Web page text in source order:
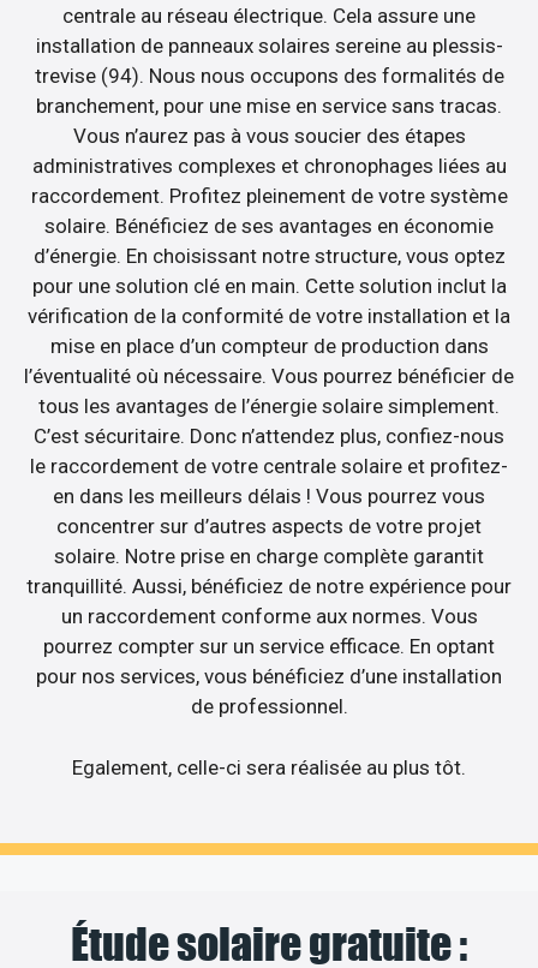
centrale au réseau électrique. Cela assure une
installation de panneaux solaires sereine au plessis-
trevise (94). Nous nous occupons des formalités de
branchement, pour une mise en service sans tracas.
Vous n’aurez pas à vous soucier des étapes
administratives complexes et chronophages liées au
raccordement. Profitez pleinement de votre système
solaire. Bénéficiez de ses avantages en économie
d’énergie. En choisissant notre structure, vous optez
pour une solution clé en main. Cette solution inclut la
vérification de la conformité de votre installation et la
mise en place d’un compteur de production dans
l’éventualité où nécessaire. Vous pourrez bénéficier de
tous les avantages de l’énergie solaire simplement.
C’est sécuritaire. Donc n’attendez plus, confiez-nous
le raccordement de votre centrale solaire et profitez-
en dans les meilleurs délais ! Vous pourrez vous
concentrer sur d’autres aspects de votre projet
solaire. Notre prise en charge complète garantit
tranquillité. Aussi, bénéficiez de notre expérience pour
un raccordement conforme aux normes. Vous
pourrez compter sur un service efficace. En optant
pour nos services, vous bénéficiez d’une installation
de professionnel.
Egalement, celle-ci sera réalisée au plus tôt.
Étude solaire gratuite :